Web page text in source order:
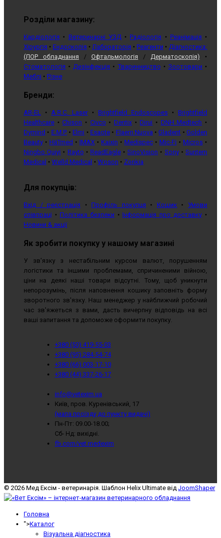
Розділи магазину:
Кардіологія • Ветеринарні УЗД •Радіологія • Реанімація •
Хірургія • Ендоскопія • Лабораторія • Реагенти • Діагностика:
(ЛОР обладнання / Офтальмологія / Дерматоскопія) •
Стоматологія • Дезінфекція •Тваринництво • Зоотовари •
Меблі • Різне
Бренди:
AR-EL • A.R.C. Laser• Brightfield Endoscopes • Brightfield
Healthcare •Chison • Civco •Dentix •Dirui • DNH Medtech •
Dymind • E.M.P. •Elmi • Esaote• Flaem Nuova •Gladent •Golden
Beauty • HäTmed • IMAX • Kaixin • Medispec • Mic-Fi • Micros •
Ningbo Quiyi • Rayto • ReadEagle•SinoVision • Sony•Suntem
Medical • Welld Medical • Woson • Zonkia
Для покупців:
Вхід / реєстрація •Профіль покупця • Кошик• Умови
співпраці •Політика безпеки •Інформація про доставку •
Новини & акції
Як зробити покупку у нашому магазині
У зв'язку з нестабільним курсом валют, порушенням
логістики та іншими проблемами, спричиненими війною,
ціни на деякі наші товари відсутні. Тому, щоб уникнути
непорозумінь, після наповнення кошику заповніть форму
зворотного зв'язку. Наш менеджер у найближчий робочий
час зв'яжеться з вами, дасть вичерпну відповідь на всі
ваші запитання та допоможе оформити покупку.
+380 (50) 419-55-03
+380 (95) 284-54-74
+380 (66) 003-17-10
+380 (44) 337-26-17
info@vetexim.ua
Київ, пров. Куренівський, 17
(мапа проїзду до пункту видачі)
Пн-Пт: 09.00-18.00;
Сб- Нд: вихідні.
fb.com/vet.medexim
© 2026 Мед Ексім - ветеринарія. Шаблон Helix Ultimate від JoomShaper
Головна
">Каталог
Візуальна діагностика